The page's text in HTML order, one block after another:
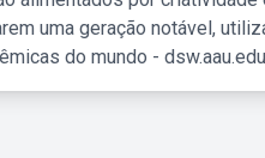
uma geração notável,
do mundo -